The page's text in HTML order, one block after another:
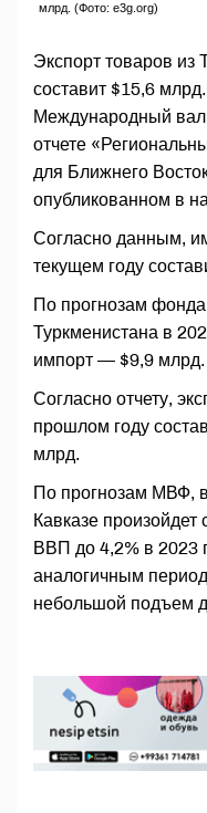
млрд. (Фото: e3g.org)
Экспорт товаров из
составит $15,6
Международный
отчете
для Ближнего
опубликованном в
Согласно данным,
текущем году
По прогнозам
Туркменистана в
импорт — $9,9 млрд.
Согласно отчету,
прошлом году
млрд.
По прогнозам МВФ,
Кавказе произойдет
ВВП до 4,2% в 2023
аналогичным
небольшой подъем